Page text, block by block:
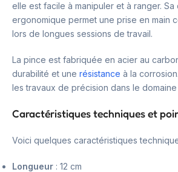
elle est facile à manipuler et à ranger.
ergonomique permet une prise en main
lors de longues sessions de travail.
La pince est fabriquée en acier au
durabilité et une résistance à la
les travaux de précision dans le
Caractéristiques techniques et
Voici quelques caractéristiques
Longueur : 12 cm